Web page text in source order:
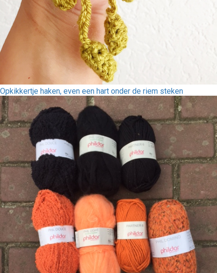
Opkikkertje haken, even een hart onder de riem steken